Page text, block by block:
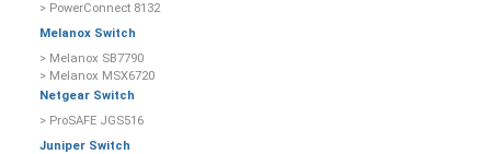
> PowerConnect 8132
Melanox Switch
> Melanox SB7790
> Melanox MSX6720
Netgear Switch
> ProSAFE JGS516
Juniper Switch